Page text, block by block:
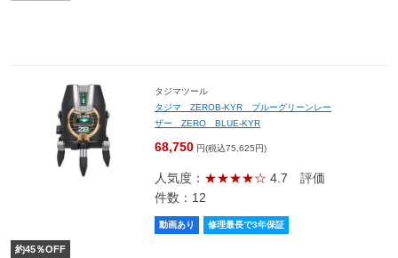
タジマツール
タジマ ZEROB-KYR ブルーグリーンレー
ザー ZERO BLUE-KYR
68,750 円(税込75,625円)
人気度： ★★★★☆ 4.7 評価
件数：12
動画あり 修理最長で3年保証
約45％OFF